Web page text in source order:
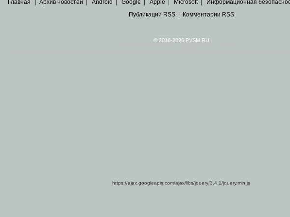
Главная Архив новостей Android Google Apple Microsoft| Информационная
Публикации RSS| Комментарии RSS
© 2010-2026 PVSM.RU
https://ajax.googleapis.com/ajax/libs/jquery/3.4.1/jquery.min.js